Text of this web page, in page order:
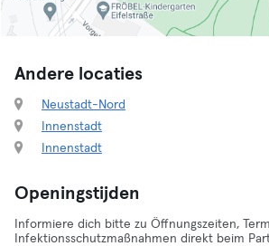
Andere locaties
Neustadt-Nord
Innenstadt
Innenstadt
Openingstijden
Informiere dich bitte zu Öffnungszeiten,
Infektionsschutzmaßnahmen direkt beim